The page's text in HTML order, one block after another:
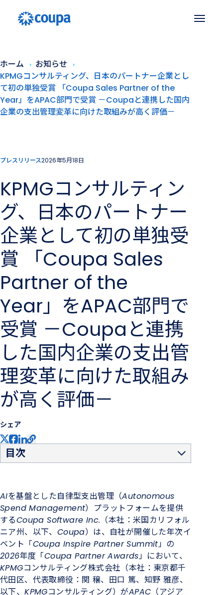
ホーム
お知らせ
KPMGコンサルティング、日本のパートナー企業とし
て初の単独受賞 「Coupa Sales Partner of the
Year」をAPAC部門で受賞 －Coupaと連携した国内
企業の支出管理変革に向けた取組みが高く評価－
プレスリリース2026年5月18日
KPMGコンサルティン
グ、日本のパートナー
企業として初の単独受
賞 「Coupa Sales
Partner of the
Year」をAPAC部門で
受賞 －Coupaと連携
した国内企業の支出管
理変革に向けた取組み
が高く評価－
シェア
目次
AIを基盤とした自律型支出管理（Autonomous
Spend Management）プラットフォームを提供
するCoupa Software Inc.（本社：米国カリフォル
ニア州、以下、Coupa）は、自社が開催した年次イ
ベント「Coupa Inspire Partner Summit」の
2026年度「Coupa Partner Awards」において、
KPMGコンサルティング株式会社（本社：東京都千
代田区、代表取締役：関 穣、田口 篤、知野 雅彦、
以下、KPMGコンサルティング）がAPAC（アジア